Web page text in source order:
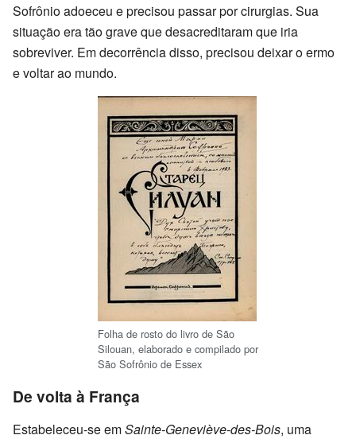
Sofrônio adoeceu e precisou passar por cirurgias. Sua
situação era tão grave que desacreditaram que iria
sobreviver. Em decorrência disso, precisou deixar o ermo
e voltar ao mundo.
Folha de rosto do livro de São
Silouan, elaborado e compilado por
São Sofrônio de Essex
De volta à França
Estabeleceu-se emSainte-Geneviève-des-Bois, uma